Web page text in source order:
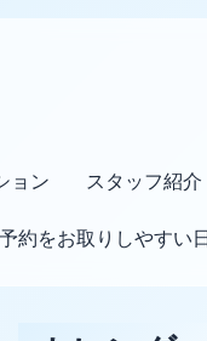
ョン スタッフ紹介
予約をお取りしやすい